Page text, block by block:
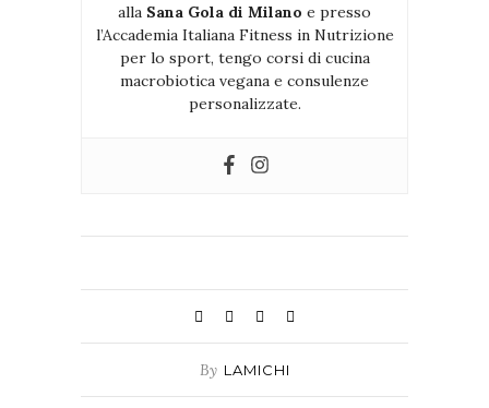
alla Sana Gola di Milano e presso
l’Accademia Italiana Fitness in Nutrizione
per lo sport, tengo corsi di cucina
macrobiotica vegana e consulenze
personalizzate.
By LAMICHI